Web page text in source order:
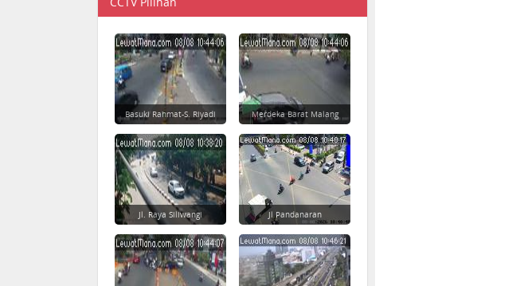
Basuki Rahmat-S. Riyadi Merdeka Barat Malang
Jl. Raya Siliwangi Jl Pandanaran